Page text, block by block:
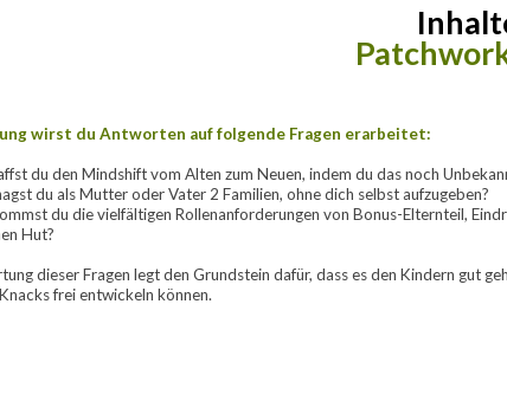
wirst du Antworten auf folgende Fragen erarbeitet:
du den Mindshift vom Alten zum Neuen, indem du das noch
du als Mutter oder Vater 2 Familien, ohne dich selbst aufzugeben?
du die vielfältigen Rollenanforderungen von Bonus-Elternteil,
Hut?
dieser Fragen legt den Grundstein dafür, dass es den Kindern gut
frei entwickeln können.